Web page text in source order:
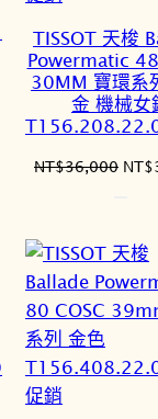
商
品
TISSOT 天梭
Powermatic
30MM 寶環系
金 機械女
NT$36,000 原
NT$
促銷